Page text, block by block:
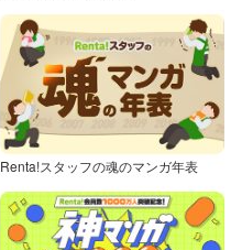
Renta!スタッフの魂のマンガ年表